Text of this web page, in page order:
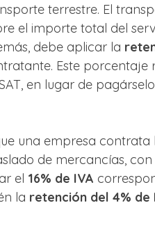
terrestre. El
el importe total del
debe aplicar la
Este
en lugar de
una empresa contrata
de mercancías,
el 16% de IVA
la retención del 4% de